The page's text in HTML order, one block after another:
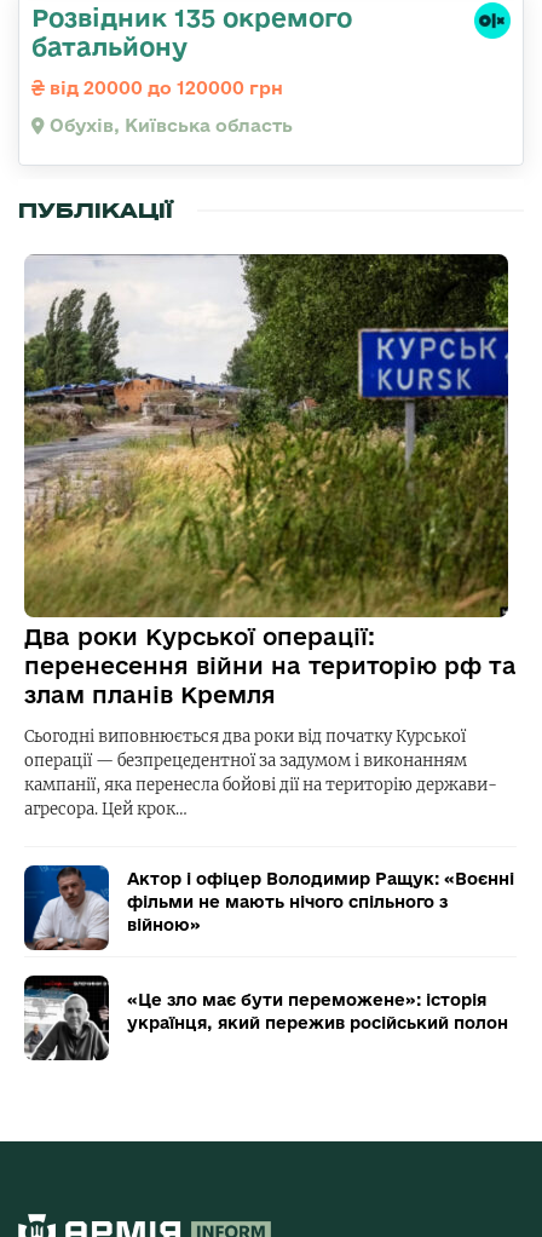
Розвідник 135 окремого
батальйону
від 20000 до 120000 грн
Обухів, Київська область
ПУБЛІКАЦІЇ
Два роки Курської операції:
перенесення війни на територію рф та
злам планів Кремля
Сьогодні виповнюється два роки від початку Курської
операції — безпрецедентної за задумом і виконанням
кампанії, яка перенесла бойові дії на територію держави-
агресора. Цей крок…
Актор і офіцер Володимир Ращук: «Воєнні
фільми не мають нічого спільного з
війною»
«Це зло має бути переможене»: історія
українця, який пережив російський полон